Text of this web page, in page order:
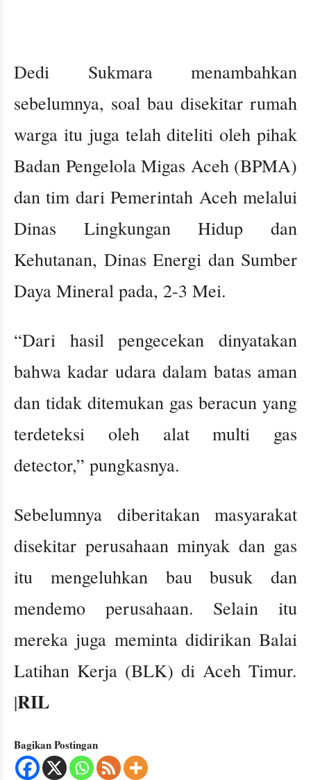
Dedi Sukmara menambahkan
sebelumnya, soal bau disekitar rumah
warga itu juga telah diteliti oleh pihak
Badan Pengelola Migas Aceh (BPMA)
dan tim dari Pemerintah Aceh melalui
Dinas Lingkungan Hidup dan
Kehutanan, Dinas Energi dan Sumber
Daya Mineral pada, 2-3 Mei.
“Dari hasil pengecekan dinyatakan
bahwa kadar udara dalam batas aman
dan tidak ditemukan gas beracun yang
terdeteksi oleh alat multi gas
detector,” pungkasnya.
Sebelumnya diberitakan masyarakat
disekitar perusahaan minyak dan gas
itu mengeluhkan bau busuk dan
mendemo perusahaan. Selain itu
mereka juga meminta didirikan Balai
Latihan Kerja (BLK) di Aceh Timur.
|RIL
Bagikan Postingan